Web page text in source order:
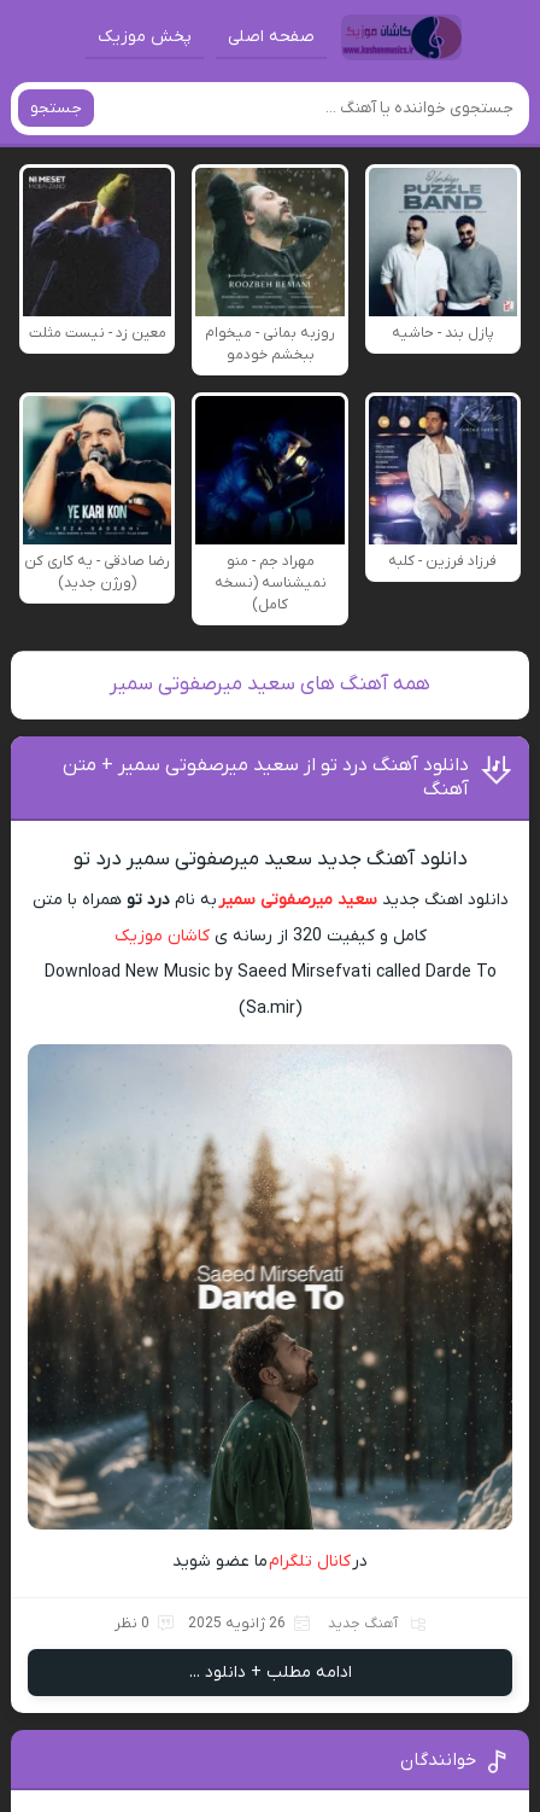
صفحه اصلی پخش موزیک
جستجو
پازل بند - حاشیه
روزبه بمانی - میخوام
ببخشم خودمو
معین زد - نیست مثلت
فرزاد فرزین - کلبه
مهراد جم - منو
نمیشناسه (نسخه
کامل)
رضا صادقی - یه کاری کن
(ورژن جدید)
همه آهنگ های سعید میرصفوتی سمیر
دانلود آهنگ درد تو از سعید میرصفوتی سمیر + متن
آهنگ
دانلود آهنگ جدید سعید میرصفوتی سمیر درد تو
دانلود اهنگ جدیدسعید میرصفوتی سمیربه نامدرد تو همراه با متن
کامل و کیفیت 320 از رسانه ی
کاشان موزیک
Download New Music by Saeed Mirsefvati called Darde To
(Sa.mir)
درکانال تلگرامما عضو شوید
آهنگ جدید 26 ژانویه 2025 0 نظر
ادامه مطلب + دانلود ...
خوانندگان